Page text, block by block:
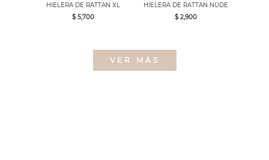
HIELERA DE RATTAN XL
$ 5,700
HIELERA DE RATTAN NUDE
$ 2,900
VER MÁS